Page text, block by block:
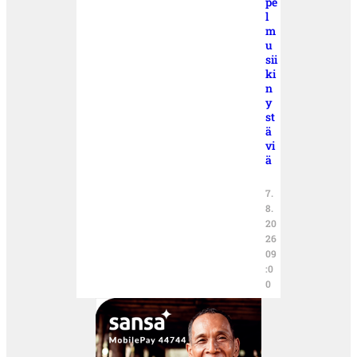
l
m
u
sii
ki
n
y
st
ä
vi
ä
7.
8.
20
26
09
:0
0